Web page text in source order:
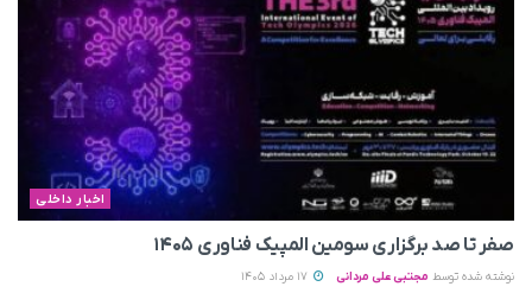
اخبار داخلی
صفر تا صد برگزاری سومین المپیک فناوری ۱۴۰۵
نوشته شده توسط مجتبی علی مردانی